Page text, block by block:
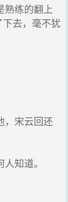
练的翻上
去，毫不犹
，宋云回还
知道。